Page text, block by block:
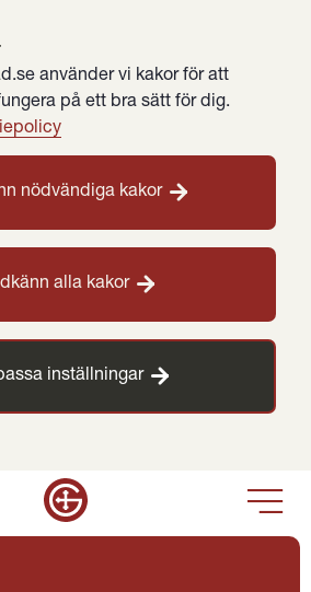
använder vi kakor för att
på ett bra sätt för dig.
nödvändiga kakor
alla kakor
inställningar